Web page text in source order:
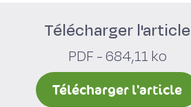
Télécharger l'article
PDF - 684,11 ko
Télécharger l'article